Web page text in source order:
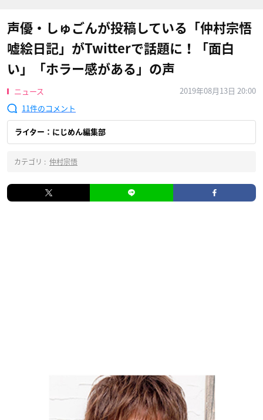
声優・しゅごんが投稿している「仲村宗悟
嘘絵日記」がTwitterで話題に！「面白
い」「ホラー感がある」の声
ニュース
2019年08月13日 20:00
11
ライター：にじめん編集部
カテゴリ : 仲村宗悟